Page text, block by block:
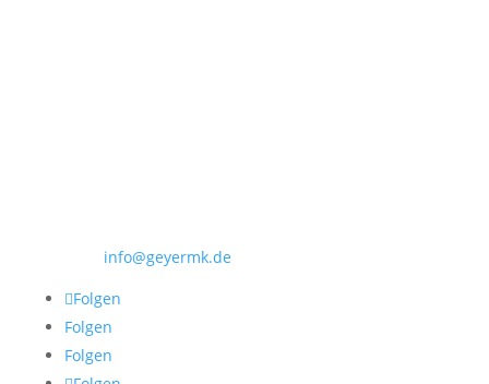
info@geyermk.de
Folgen
Folgen
Folgen